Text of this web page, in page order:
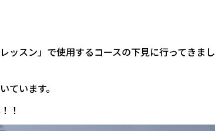
ッスン」で使用するコースの下見に行ってきまし
ています。
！